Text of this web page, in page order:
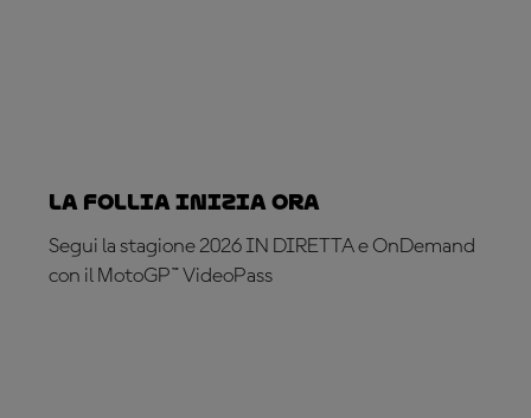
La follia inizia ora
Segui la stagione 2026 IN DIRETTA e OnDemand
con il MotoGP™ VideoPass